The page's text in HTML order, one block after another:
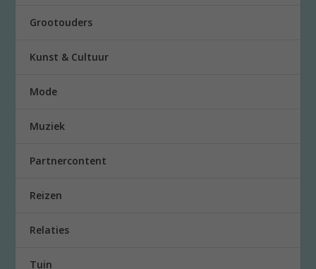
Grootouders
Kunst & Cultuur
Mode
Muziek
Partnercontent
Reizen
Relaties
Tuin